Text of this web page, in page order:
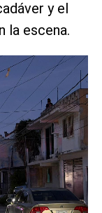
y el
la escena.